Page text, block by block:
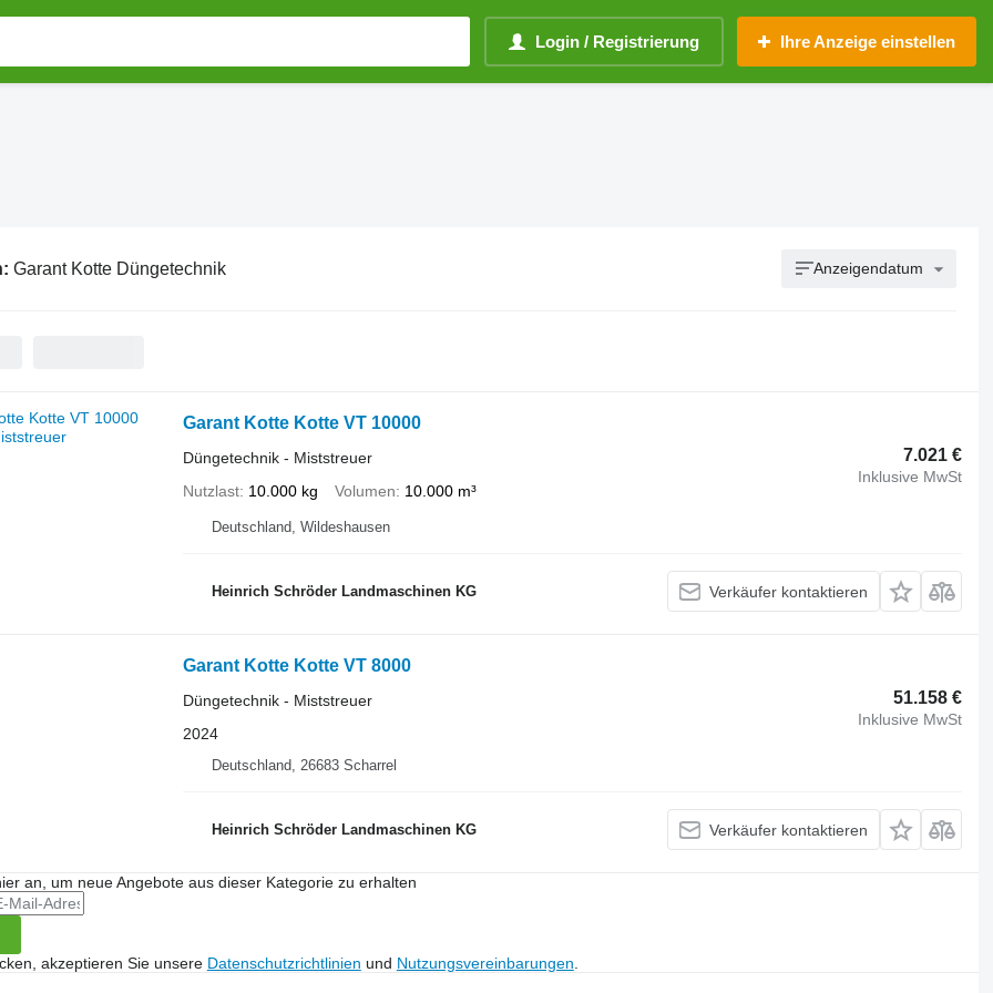
Login / Registrierung Ihre Anzeige einstellen
Garant Kotte Düngetechnik Anzeigendatum
Garant Kotte Kotte VT 10000
7.021 €
Inklusive MwSt
Düngetechnik - Miststreuer
Nutzlast 10.000 kg Volumen 10.000 m³
Deutschland, Wildeshausen
Heinrich Schröder Landmaschinen KG Verkäufer kontaktieren
Garant Kotte Kotte VT 8000
51.158 €
Inklusive MwSt
Düngetechnik - Miststreuer
2024
Deutschland, 26683 Scharrel
Heinrich Schröder Landmaschinen KG Verkäufer kontaktieren
an, um neue Angebote aus dieser Kategorie zu erhalten
akzeptieren Sie unsere Datenschutzrichtlinien und Nutzungsvereinbarungen